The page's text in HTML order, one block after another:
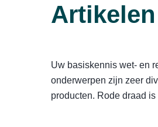
Artikelen
Uw basiskennis wet- en
onderwerpen zijn zeer
producten. Rode draad